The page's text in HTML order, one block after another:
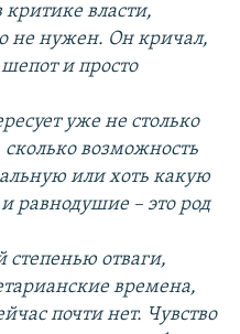
власти,
не нужен. Он кричал,
и просто
уже не столько
возможность
или хоть какую
равнодушие – это род
степенью отваги,
времена,
почти нет. Чувство